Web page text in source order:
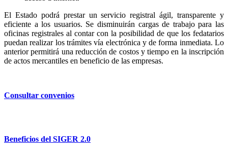
El Estado podrá prestar un servicio registral ágil, transparente y
eficiente a los usuarios. Se disminuirán cargas de trabajo para las
oficinas registrales al contar con la posibilidad de que los fedatarios
puedan realizar los trámites vía electrónica y de forma inmediata. Lo
anterior permitirá una reducción de costos y tiempo en la inscripción
de actos mercantiles en beneficio de las empresas.
Consultar convenios
Beneficios del SIGER 2.0